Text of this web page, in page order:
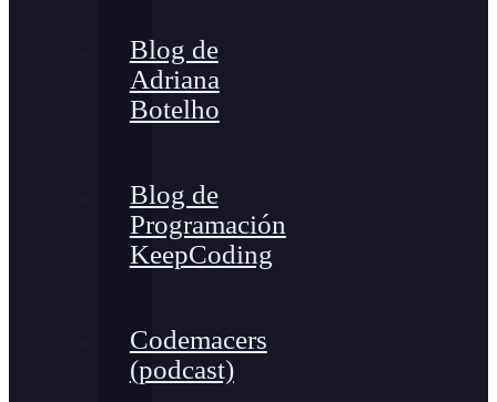
Blog de
Adriana
Botelho
Blog de
Programación
KeepCoding
Codemacers
(podcast)